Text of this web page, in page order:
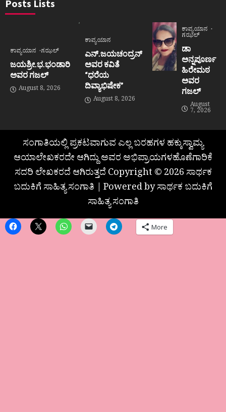
Posts Lists
ಕಾವ್ಯಯಾನ ಗಝಲ್
ಜಯಶ್ರೀ.ಭ.ಭಂಡಾರಿ
ಅವರ ಗಜಲ್
August 8, 2026
ಕಾವ್ಯಯಾನ
ಎನ್.ಜಯಚಂದ್ರನ್
ಅವರ ಕವಿತೆ
“ಧರೆಯ
ದಿವ್ಯಾಭಿಷೇಕ”
August 8, 2026
ಕಾವ್ಯಯಾನ
ಗಝಲ್
ಡಾ
ಅನ್ನಪೂರ್ಣ
ಹಿರೇಮಠ
ಅವರ
ಗಜಲ್
August
7, 2026
ಸಂಗಾತಿಯಲ್ಲಿ ಪ್ರಕಟವಾಗುವ ಎಲ್ಲ ಬರಹಗಳ ಹಕ್ಕುಸ್ವಾಮ್ಯ
ಆಯಾಲೇಖಕರದೇ ಆಗಿದ್ದು ಅವರ ಅಭಿಪ್ರಾಯಗಳಹೊಣೆಗಾರಿಕೆ
ಸದರಿ ಲೇಖಕರದೆ ಆಗಿರುತ್ತದೆ Copyright © 2026 ಸಾರ್ಥಕ
ಬದುಕಿಗೆ ಸಾಹಿತ್ಯ ಸಂಗಾತಿ | Powered by ಸಾರ್ಥಕ ಬದುಕಿಗೆ
ಸಾಹಿತ್ಯ ಸಂಗಾತಿ
More